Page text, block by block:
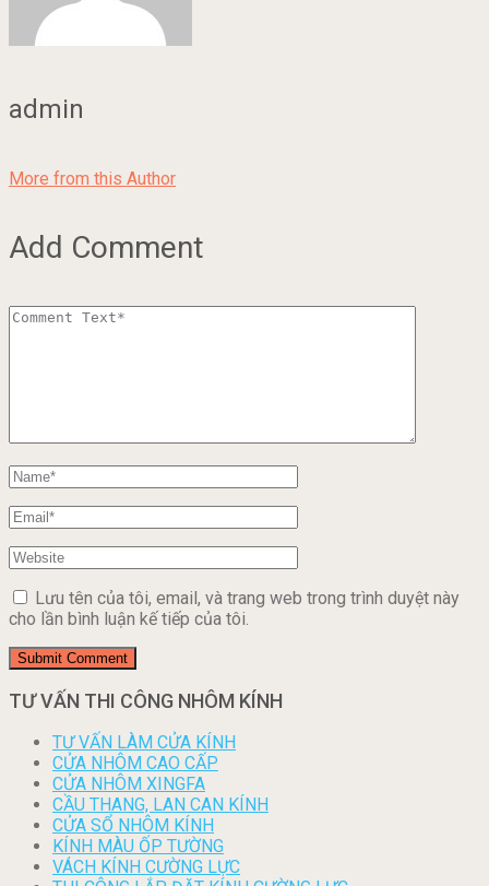
admin
More from this Author
Add Comment
Lưu tên của tôi, email, và trang web trong trình duyệt này
cho lần bình luận kế tiếp của tôi.
TƯ VẤN THI CÔNG NHÔM KÍNH
TƯ VẤN LÀM CỬA KÍNH
CỬA NHÔM CAO CẤP
CỬA NHÔM XINGFA
CẦU THANG, LAN CAN KÍNH
CỬA SỔ NHÔM KÍNH
KÍNH MÀU ỐP TƯỜNG
VÁCH KÍNH CƯỜNG LỰC